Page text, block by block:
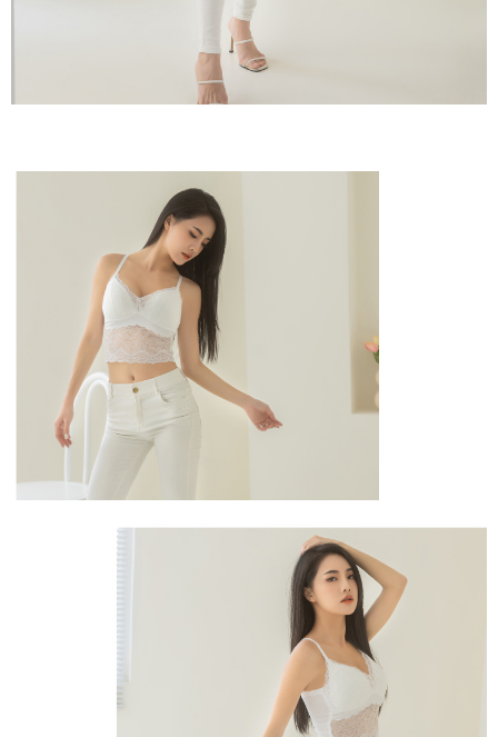
transaksi Gogo, selepas pengesahan nombor telefon, pilih bilangan
ansuran yang diingini, tarikh akhir pembayaran, dan setelah
mengesahkan pembayaran, transaksi akan selesai.
3. Jumlah kelulusan sebenar, bilangan ansuran dan jumlah bayaran
adalah berdasarkan halaman pengesahan transaksi seterusnya.
penilaian tidak mencukupi, tiada penjelasan mengenai kandungan
penilaian boleh diberikan.
【Penerangan Kaedah Pembayaran】
1. Pembayaran ansuran tidak digabungkan dalam bil telekomunikasi,
"Pembayaran Ansuran Gogo" akan menghantar SMS peringatan
pembayaran selepas tarikh penyelesaian bulanan.
2. Melalui pautan SMS untuk membuka bil, anda boleh memilih untuk
membayar melalui "Kod bar kedai serbaneka / Kedai rasmi Taiwan
Mobile / Pemindahan bank / Pembayaran J街口 / iPASS MONEY" dan
saluran lain.
【Nota Penting】
1. Perkhidmatan ini disediakan oleh "Taiwan Mobile Co., Ltd." untuk
membolehkan pengguna membeli produk atau perkhidmatan melalui
perkhidmatan ini semasa transaksi, dan kedai akan menyerahkan hak
menggunakan bil syarikat ini.
2. Berdasarkan tujuan kontrak persetujuan pembayaran menggunakan
"Pembayaran Ansuran Gogo", kedai akan memberikan maklumat peribadi
anda (termasuk nama, telefon atau alamat) kepada Taiwan Mobile untuk
pengumpulan, pemprosesan dan penggunaan, untuk pengesahan,
semakan dan pembetulan data yang diperlukan untuk bil ansuran oleh
3. Sila baca syarat perkhidmatan pengguna secara lengkap melalui
pautan berikut: https://oppay.tw/userRule